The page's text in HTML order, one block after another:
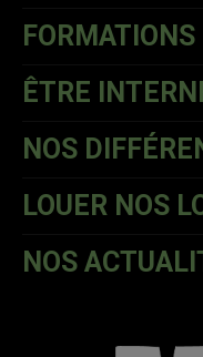
FORMATIONS
ÊTRE
NOS
LOUER NOS
NOS